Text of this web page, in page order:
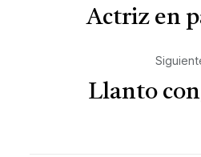
Actriz en
Llanto